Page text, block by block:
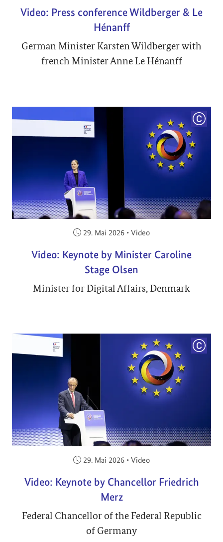
Video: Press conference Wildberger & Le
Hénanff
German Minister Karsten Wildberger with
french Minister Anne Le Hénanff
Veröffentlicht am:
29. Mai 2026 • Video
Video: Keynote by Minister Caroline
Stage Olsen
Minister for Digital Affairs, Denmark
Veröffentlicht am:
29. Mai 2026 • Video
Video: Keynote by Chancellor Friedrich
Merz
Federal Chancellor of the Federal Republic
of Germany